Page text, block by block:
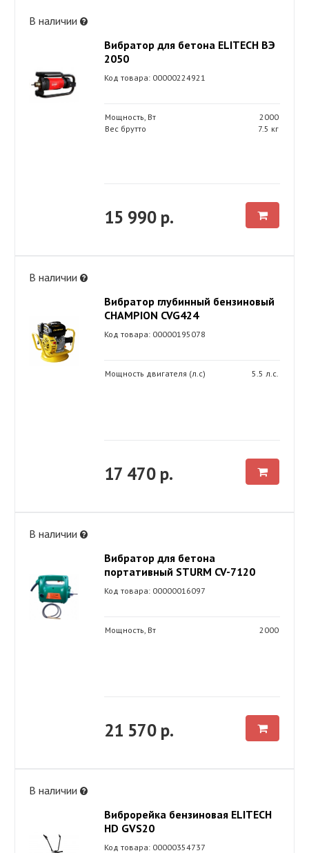
В наличии
Вибратор для бетона ELITECH ВЭ
2050
Код товара: 00000224921
Мощность, Вт
2000
Вес брутто
7.5 кг
15 990 р.
В наличии
Вибратор глубинный бензиновый
CHAMPION CVG424
Код товара: 00000195078
Мощность двигателя (л.с) 5.5 л.с.
17 470 р.
В наличии
Вибратор для бетона
портативный STURM CV-7120
Код товара: 00000016097
Мощность, Вт 2000
21 570 р.
В наличии
Виброрейка бензиновая ELITECH
HD GVS20
Код товара: 00000354737